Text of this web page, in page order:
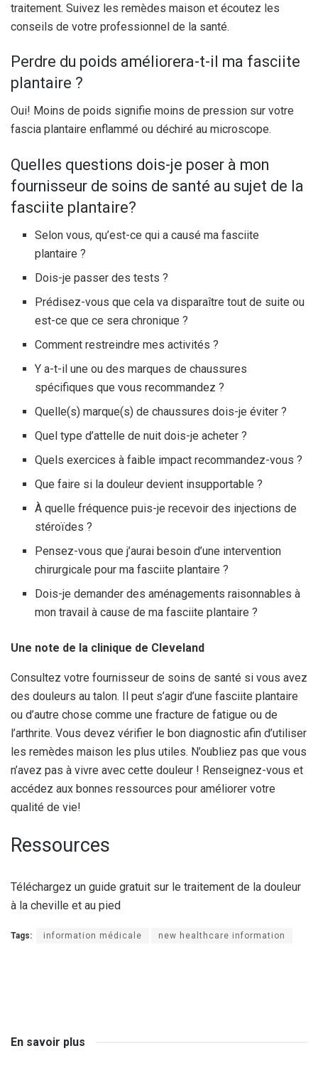
traitement. Suivez les remèdes maison et écoutez les
conseils de votre professionnel de la santé.
Perdre du poids améliorera-t-il ma fasciite
plantaire ?
Oui! Moins de poids signifie moins de pression sur votre
fascia plantaire enflammé ou déchiré au microscope.
Quelles questions dois-je poser à mon
fournisseur de soins de santé au sujet de la
fasciite plantaire?
Selon vous, qu’est-ce qui a causé ma fasciite
plantaire ?
Dois-je passer des tests ?
Prédisez-vous que cela va disparaître tout de suite ou
est-ce que ce sera chronique ?
Comment restreindre mes activités ?
Y a-t-il une ou des marques de chaussures
spécifiques que vous recommandez ?
Quelle(s) marque(s) de chaussures dois-je éviter ?
Quel type d’attelle de nuit dois-je acheter ?
Quels exercices à faible impact recommandez-vous ?
Que faire si la douleur devient insupportable ?
À quelle fréquence puis-je recevoir des injections de
stéroïdes ?
Pensez-vous que j’aurai besoin d’une intervention
chirurgicale pour ma fasciite plantaire ?
Dois-je demander des aménagements raisonnables à
mon travail à cause de ma fasciite plantaire ?
Une note de la clinique de Cleveland
Consultez votre fournisseur de soins de santé si vous avez
des douleurs au talon. Il peut s’agir d’une fasciite plantaire
ou d’autre chose comme une fracture de fatigue ou de
l’arthrite. Vous devez vérifier le bon diagnostic afin d’utiliser
les remèdes maison les plus utiles. N’oubliez pas que vous
n’avez pas à vivre avec cette douleur ! Renseignez-vous et
accédez aux bonnes ressources pour améliorer votre
qualité de vie!
Ressources
Téléchargez un guide gratuit sur le traitement de la douleur
à la cheville et au pied
Tags: information médicale new healthcare information
En savoir plus